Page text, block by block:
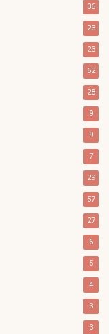
36
23
23
62
28
9
9
7
29
57
27
6
5
4
3
3